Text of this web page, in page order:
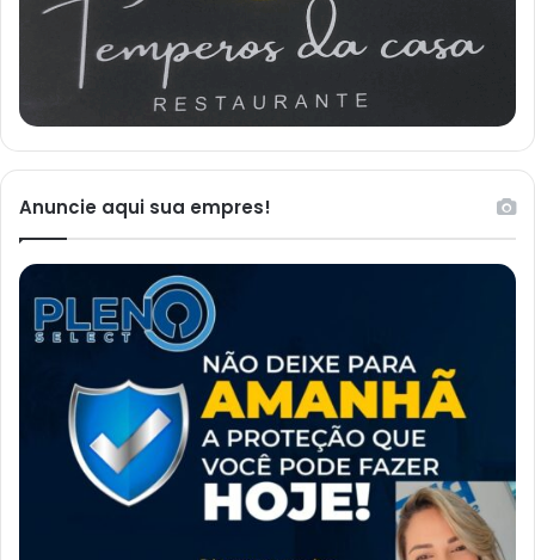
Anuncie aqui sua empres!